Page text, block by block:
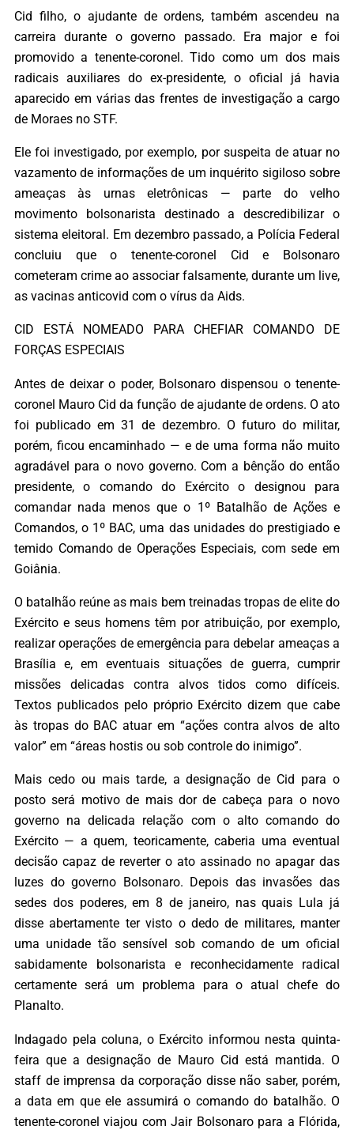
Cid filho, o ajudante de ordens, também ascendeu na
carreira durante o governo passado. Era major e foi
promovido a tenente-coronel. Tido como um dos mais
radicais auxiliares do ex-presidente, o oficial já havia
aparecido em várias das frentes de investigação a cargo
de Moraes no STF.
Ele foi investigado, por exemplo, por suspeita de atuar no
vazamento de informações de um inquérito sigiloso sobre
ameaças às urnas eletrônicas — parte do velho
movimento bolsonarista destinado a descredibilizar o
sistema eleitoral. Em dezembro passado, a Polícia Federal
concluiu que o tenente-coronel Cid e Bolsonaro
cometeram crime ao associar falsamente, durante um live,
as vacinas anticovid com o vírus da Aids.
CID ESTÁ NOMEADO PARA CHEFIAR COMANDO DE
FORÇAS ESPECIAIS
Antes de deixar o poder, Bolsonaro dispensou o tenente-
coronel Mauro Cid da função de ajudante de ordens. O ato
foi publicado em 31 de dezembro. O futuro do militar,
porém, ficou encaminhado — e de uma forma não muito
agradável para o novo governo. Com a bênção do então
presidente, o comando do Exército o designou para
comandar nada menos que o 1º Batalhão de Ações e
Comandos, o 1º BAC, uma das unidades do prestigiado e
temido Comando de Operações Especiais, com sede em
Goiânia.
O batalhão reúne as mais bem treinadas tropas de elite do
Exército e seus homens têm por atribuição, por exemplo,
realizar operações de emergência para debelar ameaças a
Brasília e, em eventuais situações de guerra, cumprir
missões delicadas contra alvos tidos como difíceis.
Textos publicados pelo próprio Exército dizem que cabe
às tropas do BAC atuar em “ações contra alvos de alto
valor” em “áreas hostis ou sob controle do inimigo”.
Mais cedo ou mais tarde, a designação de Cid para o
posto será motivo de mais dor de cabeça para o novo
governo na delicada relação com o alto comando do
Exército — a quem, teoricamente, caberia uma eventual
decisão capaz de reverter o ato assinado no apagar das
luzes do governo Bolsonaro. Depois das invasões das
sedes dos poderes, em 8 de janeiro, nas quais Lula já
disse abertamente ter visto o dedo de militares, manter
uma unidade tão sensível sob comando de um oficial
sabidamente bolsonarista e reconhecidamente radical
certamente será um problema para o atual chefe do
Planalto.
Indagado pela coluna, o Exército informou nesta quinta-
feira que a designação de Mauro Cid está mantida. O
staff de imprensa da corporação disse não saber, porém,
a data em que ele assumirá o comando do batalhão. O
tenente-coronel viajou com Jair Bolsonaro para a Flórida,